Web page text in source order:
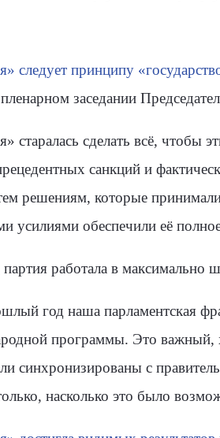
следует принципу
заседании
старалась сделать всё, чтобы
санкций и
решениям, которые
усилиями обеспечили её
работала в максимально
год наша парламентская
программы. Это важный,
синхронизированы с
насколько это было